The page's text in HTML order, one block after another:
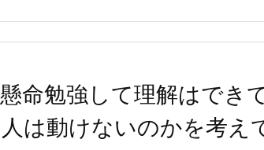
命勉強して理解はでき
は動けないのかを考え